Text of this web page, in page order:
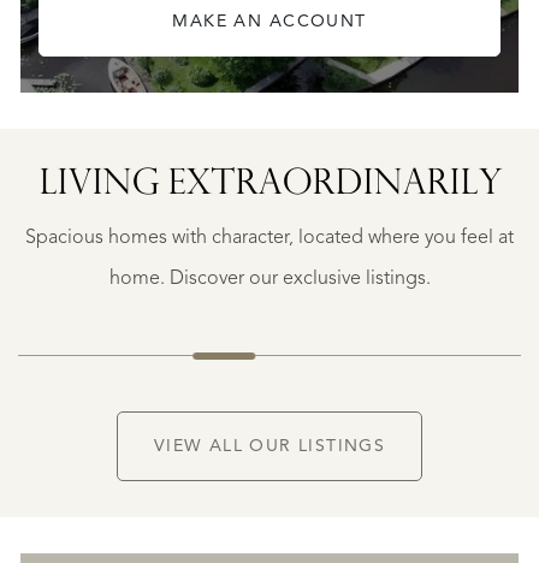
MAKE AN ACCOUNT
LIVING EXTRA­ORDINARILY
Spacious homes with character, located where you feel at
home. Discover our exclusive listings.
7
1.195.000
VIEW ALL OUR LISTINGS